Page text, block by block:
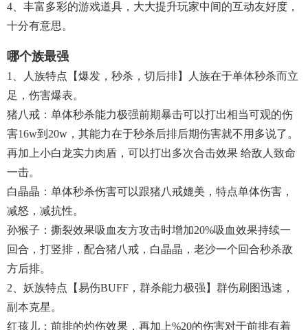
4、丰富多彩的游戏道具，大大提升玩家中间的互动友好度，
十分有意思。
哪个族最强
1、人族特点【爆发，秒杀，切后排】人族在于单体秒杀而立
足，伤害爆表。
猪八戒：单体秒杀能力极强前期暴击可以打出相当可观的伤
害16w到20w，其能力在于秒杀后排后期伤害就不用多说了。
再加上小白龙实力肉盾，可以打出多次合击效果 给敌人致命
一击。
白晶晶：单体秒杀伤害可以跟猪八戒媲美，特点单体伤害，
减怒，减抗性。
孙猴子：撕裂效果吸血友方攻击时增加20%吸血效果持续一
回合，打竖排，配合猪八戒，白晶晶，老沙一个回合秒杀敌
方后排。
2、妖族特点【易伤BUFF，群杀能力极强】群伤刷图迅速，
副本克星。
红孩儿：前排的灼伤效果，再加上%20的伤害对于前排有着